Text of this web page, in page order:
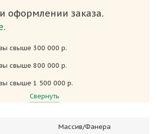
оформлении заказа.
свыше 300 000 р.
свыше 800 000 р.
свыше 1 500 000 р.
Свернуть
Массив/Фанера